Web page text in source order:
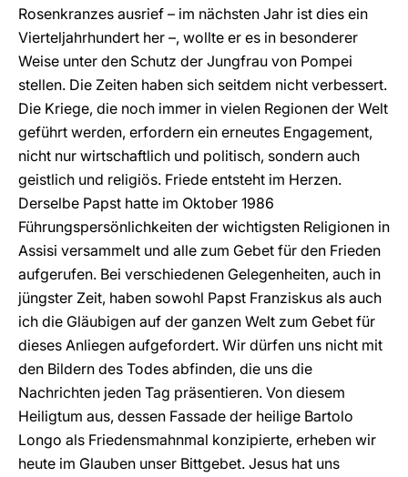
Rosenkranzes ausrief – im nächsten Jahr ist dies ein
Vierteljahrhundert her –, wollte er es in besonderer
Weise unter den Schutz der Jungfrau von Pompei
stellen. Die Zeiten haben sich seitdem nicht verbessert.
Die Kriege, die noch immer in vielen Regionen der Welt
geführt werden, erfordern ein erneutes Engagement,
nicht nur wirtschaftlich und politisch, sondern auch
geistlich und religiös. Friede entsteht im Herzen.
Derselbe Papst hatte im Oktober 1986
Führungspersönlichkeiten der wichtigsten Religionen in
Assisi versammelt und alle zum Gebet für den Frieden
aufgerufen. Bei verschiedenen Gelegenheiten, auch in
jüngster Zeit, haben sowohl Papst Franziskus als auch
ich die Gläubigen auf der ganzen Welt zum Gebet für
dieses Anliegen aufgefordert. Wir dürfen uns nicht mit
den Bildern des Todes abfinden, die uns die
Nachrichten jeden Tag präsentieren. Von diesem
Heiligtum aus, dessen Fassade der heilige Bartolo
Longo als Friedensmahnmal konzipierte, erheben wir
heute im Glauben unser Bittgebet. Jesus hat uns